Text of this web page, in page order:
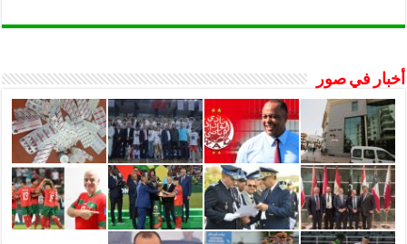
أخبار في صور